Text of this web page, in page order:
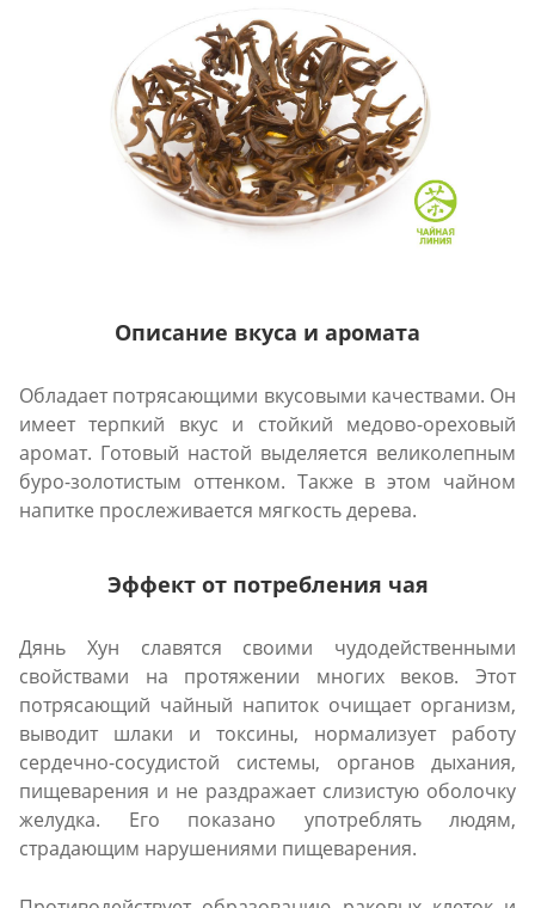
Описание вкуса и аромата
Обладает потрясающими вкусовыми качествами. Он
имеет терпкий вкус и стойкий медово-ореховый
аромат. Готовый настой выделяется великолепным
буро-золотистым оттенком. Также в этом чайном
напитке прослеживается мягкость дерева.
Эффект от потребления чая
Дянь Хун славятся своими чудодейственными
свойствами на протяжении многих веков. Этот
потрясающий чайный напиток очищает организм,
выводит шлаки и токсины, нормализует работу
сердечно-сосудистой системы, органов дыхания,
пищеварения и не раздражает слизистую оболочку
желудка. Его показано употреблять людям,
страдающим нарушениями пищеварения.